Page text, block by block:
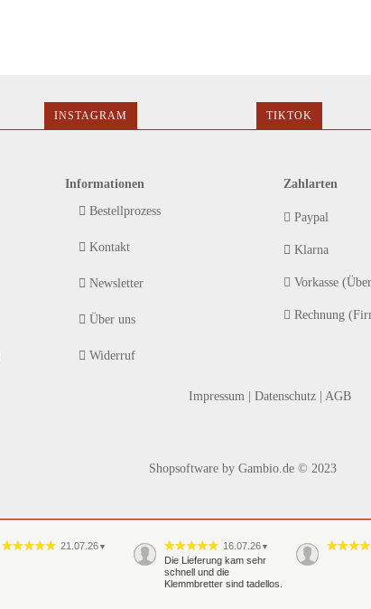
INSTAGRAM TIKTOK
Informationen
Bestellprozess
Kontakt
Newsletter
Über uns
Widerruf
Zahlarten
Paypal
Klarna
Vorkasse
Rechnung
Impressum Datenschutz AGB
Shopsoftware by Gambio.de © 2023
21.07.26 ▼ 16.07.26 ▼
Die Lieferung kam sehr
schnell und die
Klemmbretter sind tadellos.